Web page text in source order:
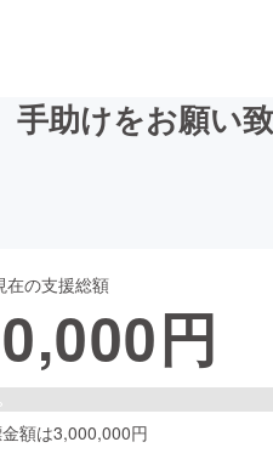
ス
ファッション
助けをお願い
在の支援総額
円
金額は3,000,000円